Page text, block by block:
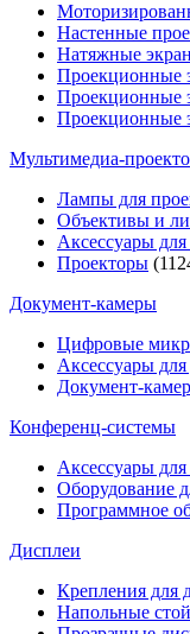
Настенные
Натяжные
Проекционные
Проекционные
Проекционные
Мультимедиa-
Лампы для
Объективы и
Аксессуары
Проекторы
Документ-камеры
Цифровые
Аксессуары
Документ-
Конференц-системы
Аксессуары
Оборудование
Программное
Дисплеи
Крепления для
Напольные